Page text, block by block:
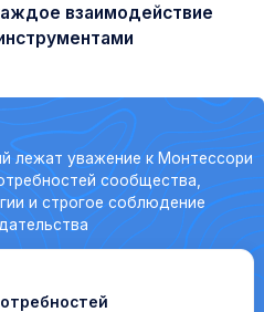
взаимодействие
лежат уважение к Монтессори
сообщества,
и строгое соблюдение